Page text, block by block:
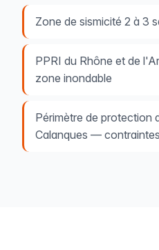
Zone de sismicité 2 à 3
PPRI du Rhône et de
zone inondable
Périmètre de protection
Calanques —